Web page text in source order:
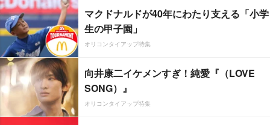
マクドナルドが40年にわたり支える「小学
生の甲子園」
オリコンタイアップ特集
向井康二イケメンすぎ！純愛『（LOVE
SONG）』
オリコンタイアップ特集